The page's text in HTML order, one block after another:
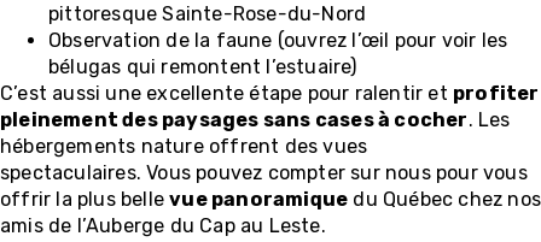
pittoresque Sainte-Rose-du-Nord
Observation de la faune (ouvrez l’œil pour voir les
bélugas qui remontent l’estuaire)
C’est aussi une excellente étape pour ralentir et profiter
pleinement des paysages sans cases à cocher. Les
hébergements nature offrent des vues
spectaculaires. Vous pouvez compter sur nous pour vous
offrir la plus bellevue panoramique du Québec chez nos
amis de l’Auberge du Cap au Leste.